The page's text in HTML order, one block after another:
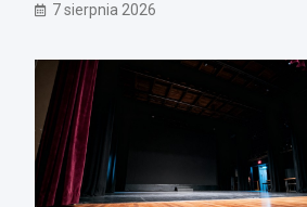
7 sierpnia 2026